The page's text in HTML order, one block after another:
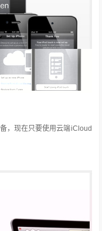
，现在只要使用云端iCloud